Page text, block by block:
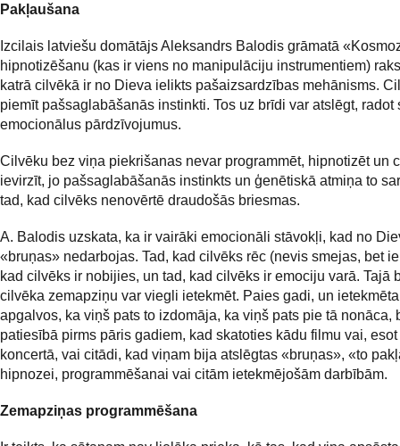
Pakļaušana
Izcilais latviešu domātājs Aleksandrs Balodis grāmatā
hipnotizēšanu (kas ir viens no manipulāciju instrumentiem)
katrā cilvēkā ir no Dieva ielikts pašaizsardzības mehānisms.
piemīt pašsaglabāšanās instinkti. Tos uz brīdi var atslēgt, radot
emocionālus pārdzīvojumus.
Cilvēku bez viņa piekrišanas nevar programmēt, hipnotizēt un
ievirzīt, jo pašsaglabāšanās instinkts un ģenētiskā atmiņa to
tad, kad cilvēks nenovērtē draudošās briesmas.
A. Balodis uzskata, ka ir vairāki emocionāli stāvokļi, kad no
«bruņas» nedarbojas. Tad, kad cilvēks rēc (nevis smejas, bet
kad cilvēks ir nobijies, un tad, kad cilvēks ir emociju varā. Tajā
cilvēka zemapziņu var viegli ietekmēt. Paies gadi, un
apgalvos, ka viņš pats to izdomāja, ka viņš pats pie tā nonāca,
patiesībā pirms pāris gadiem, kad skatoties kādu filmu vai,
koncertā, vai citādi, kad viņam bija atslēgtas «bruņas», «to
hipnozei, programmēšanai vai citām ietekmējošām darbībām.
Zemapziņas programmēšana